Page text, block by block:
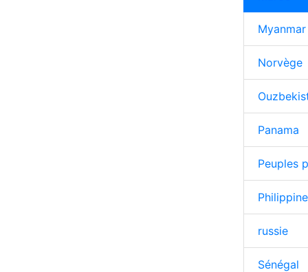
Myanmar
Norvège
Panama
Peuples
russie
Sénégal